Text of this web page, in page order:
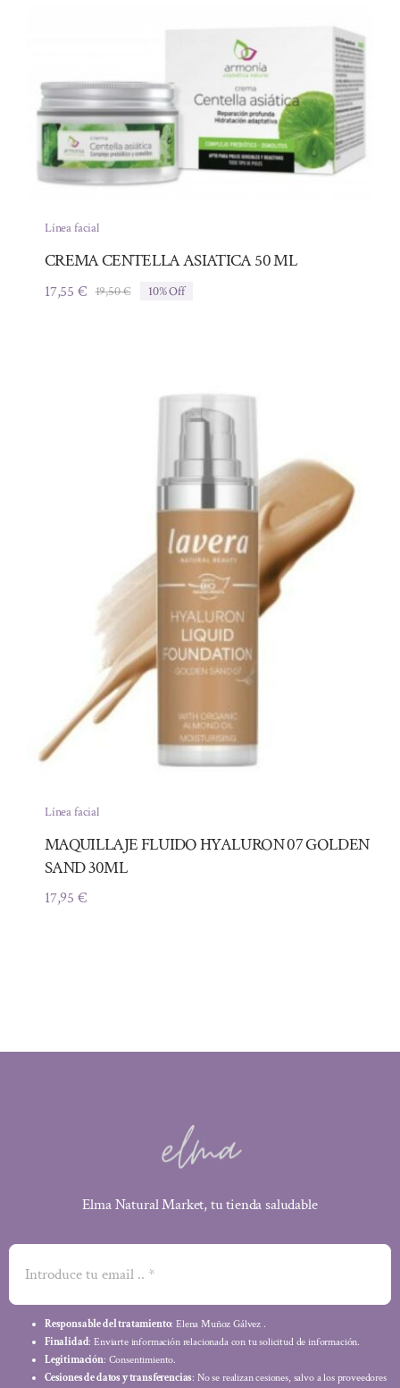
Línea facial
CREMA CENTELLA ASIATICA 50 ML
19,50€El
17,55 €
El
10% Off
Línea facial
MAQUILLAJE FLUIDO HYALURON 07 GOLDEN
SAND 30ML
17,95 €
Elma Natural Market, tu tienda saludable
Responsable del tratamiento: Elena Muñoz Gálvez .
Finalidad: Enviarte información relacionada con tu solicitud de información.
Legitimación: Consentimiento.
Cesiones de datos y transferencias: No se realizan cesiones, salvo a los proveedores